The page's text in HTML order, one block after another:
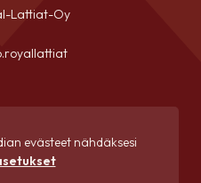
Lattiat-Oy
evästeet nähdäksesi